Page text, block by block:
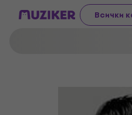
Всички